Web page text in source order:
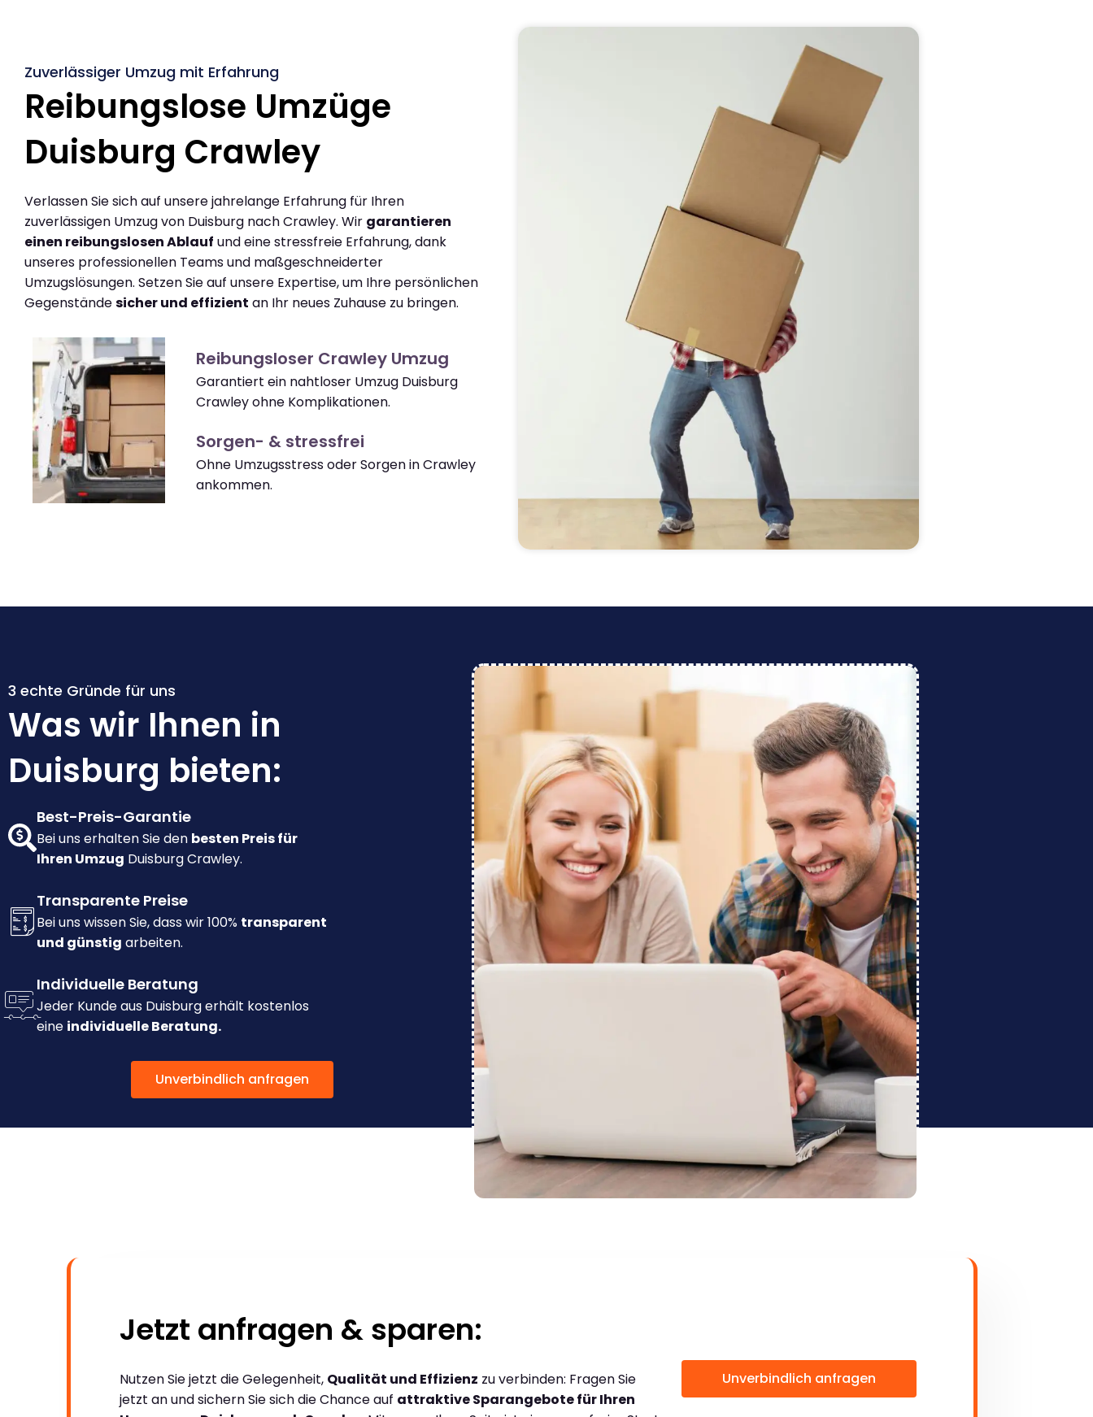
Zuverlässiger Umzug mit Erfahrung
Reibungslose Umzüge
Duisburg Crawley
Verlassen Sie sich auf unsere jahrelange Erfahrung für Ihren
zuverlässigen Umzug von Duisburg nach Crawley. Wir garantieren
einen reibungslosen Ablauf und eine stressfreie Erfahrung, dank
unseres professionellen Teams und maßgeschneiderter
Umzugslösungen. Setzen Sie auf unsere Expertise, um Ihre persönlichen
Gegenständesicher und effizient an Ihr neues Zuhause zu bringen.
Reibungsloser Crawley Umzug
Garantiert ein nahtloser Umzug Duisburg
Crawley ohne Komplikationen.
Sorgen- & stressfrei
Ohne Umzugsstress oder Sorgen in Crawley
ankommen.
3 echte Gründe für uns
Was wir Ihnen in
Duisburg bieten:
Best-Preis-Garantie
Bei uns erhalten Sie den besten Preis für
Ihren Umzug Duisburg Crawley.
Transparente Preise
Bei uns wissen Sie, dass wir 100% transparent
und günstig arbeiten.
Individuelle Beratung
Jeder Kunde aus Duisburg erhält kostenlos
eine individuelle Beratung.
Unverbindlich anfragen
Jetzt anfragen & sparen:
Nutzen Sie jetzt die Gelegenheit, Qualität und Effizienz zu verbinden: Fragen Sie
jetzt an und sichern Sie sich die Chance auf attraktive Sparangebote für Ihren
Unverbindlich anfragen